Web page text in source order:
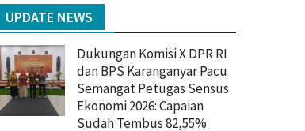
UPDATE NEWS
Dukungan Komisi X DPR RI
dan BPS Karanganyar Pacu
Semangat Petugas Sensus
Ekonomi 2026: Capaian
Sudah Tembus 82,55%